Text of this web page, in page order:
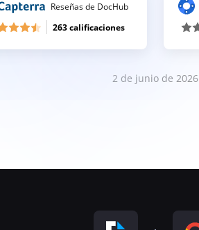
Reseñas de DocHub
263 calificaciones
2 de junio de 2026